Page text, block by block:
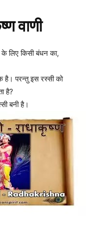
वाणी
लिए किसी बंधन का,
है। परन्तु इस रस्सी को
है?
बनी है।